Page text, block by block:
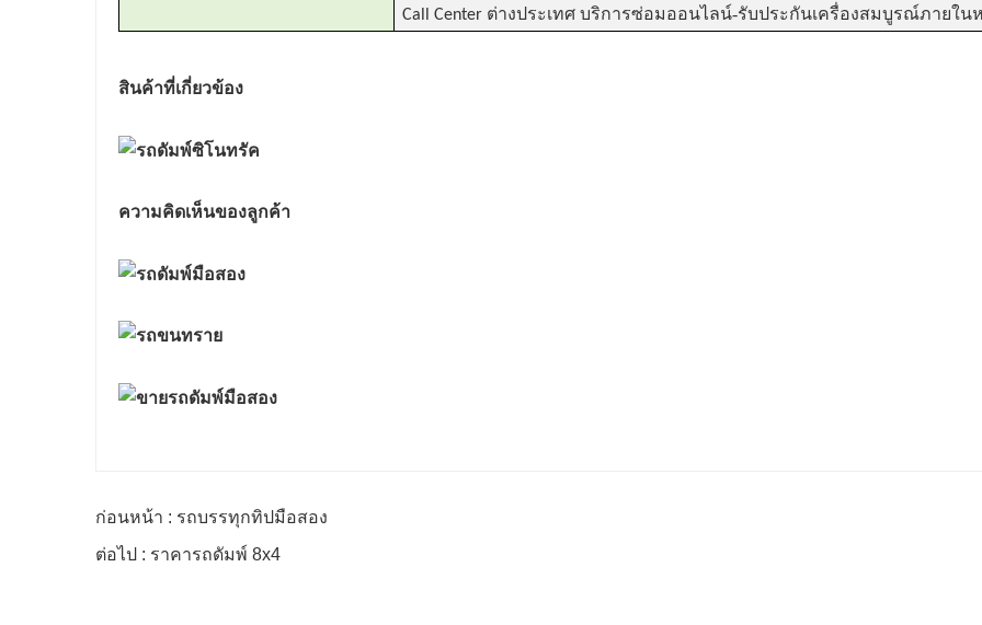
Call Center ต่างประเทศ บริการซ่อมออนไลน์-รับประกันเครื่องสมบูรณ์ภายใน
สินค้าที่เกี่ยวข้อง
ความคิดเห็นของลูกค้า
ก่อนหน้า : รถบรรทุกทิปมือสอง
ต่อไป : ราคารถดัมพ์ 8x4